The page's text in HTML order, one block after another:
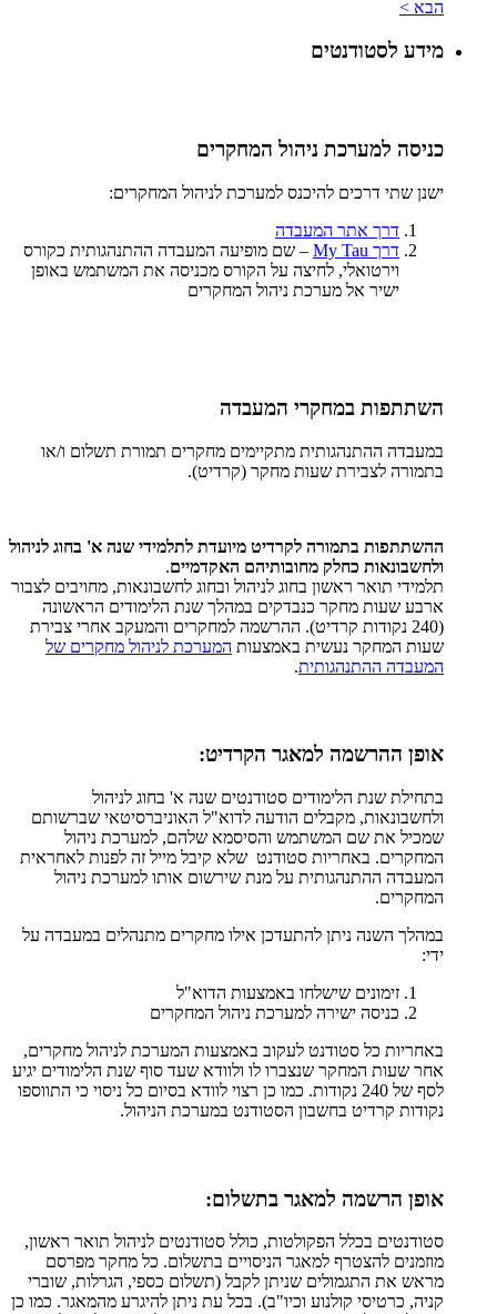
הבא >
מידע לסטודנטים
כניסה למערכת ניהול המחקרים
ישנן שתי דרכים להיכנס למערכת לניהול המחקרים:
דרך אתר המעבדה
דרך My Tau – שם מופיעה המעבדה ההתנהגותית כקורס
וירטואלי, לחיצה על הקורס מכניסה את המשתמש באופן
ישיר אל מערכת ניהול המחקרים
השתתפות במחקרי המעבדה
במעבדה ההתנהגותית מתקיימים מחקרים תמורת תשלום ו/או
בתמורה לצבירת שעות מחקר (קרדיט).
ההשתתפות בתמורה לקרדיט מיועדת לתלמידי שנה א' בחוג לניהול
ולחשבונאות כחלק מחובותיהם האקדמיים.
תלמידי תואר ראשון בחוג לניהול ובחוג לחשבונאות, מחויבים לצבור
ארבע שעות מחקר כנבדקים במהלך שנת הלימודים הראשונה
(240 נקודות קרדיט). ההרשמה למחקרים והמעקב אחרי צבירת
שעות המחקר נעשית באמצעות המערכת לניהול מחקרים של
המעבדה ההתנהגותית.
אופן ההרשמה למאגר הקרדיט:
בתחילת שנת הלימודים סטודנטים שנה א' בחוג לניהול
ולחשבונאות, מקבלים הודעה לדוא"ל האוניברסיטאי שברשותם
שמכיל את שם המשתמש והסיסמא שלהם, למערכת ניהול
המחקרים. באחריות סטודנט שלא קיבל מייל זה לפנות לאחראית
המעבדה ההתנהגותית על מנת שירשום אותו למערכת ניהול
המחקרים.
במהלך השנה ניתן להתעדכן אילו מחקרים מתנהלים במעבדה על
ידי:
זימונים שישלחו באמצעות הדוא"ל
כניסה ישירה למערכת ניהול המחקרים
באחריות כל סטודנט לעקוב באמצעות המערכת לניהול מחקרים,
אחר שעות המחקר שנצברו לו ולוודא שעד סוף שנת הלימודים יגיע
לסף של 240 נקודות. כמו כן רצוי לוודא בסיום כל ניסוי כי התווספו
נקודות קרדיט בחשבון הסטודנט במערכת הניהול.
אופן הרשמה למאגר בתשלום:
סטודנטים בכלל הפקולטות, כולל סטודנטים לניהול תואר ראשון,
מוזמנים להצטרף למאגר הניסויים בתשלום. כל מחקר מפרסם
מראש את התגמולים שניתן לקבל (תשלום כספי, הגרלות, שוברי
קניה, כרטיסי קולנוע וכיו"ב). בכל עת ניתן להיגרע מהמאגר. כמו כן